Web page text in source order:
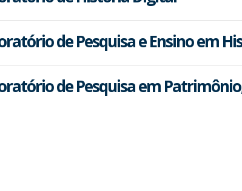
de Pesquisa e Ensino em
de Pesquisa em